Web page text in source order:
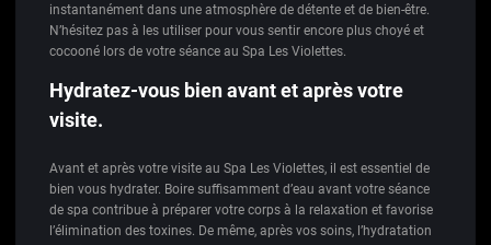
instantanément dans une atmosphère de détente et de bien-être.
N’hésitez pas à les utiliser pour vous sentir encore plus choyé et
cocooné lors de votre séance au Spa Les Violettes.
Hydratez-vous bien avant et après votre
visite.
Avant et après votre visite au Spa Les Violettes, il est essentiel de
bien vous hydrater. Boire suffisamment d’eau avant votre séance
de spa contribue à préparer votre corps à la relaxation et favorise
l’élimination des toxines. De même, après vos soins, l’hydratation